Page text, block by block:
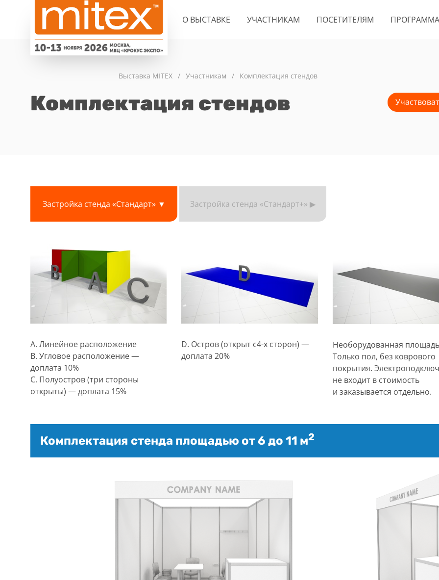
О ВЫСТАВКЕ УЧАСТНИКАМ ПОСЕТИТЕЛЯМ ПРОГРАММА
Выставка MITEX / Участникам / Комплектация стендов
Комплектация стендов
Застройка стенда «Стандарт» ▼ Застройка стенда «Стандарт+» ▶
А. Линейное расположение
В. Угловое расположение —
доплата 10%
С. Полуостров (три стороны
открыты) — доплата 15%
D. Остров (открыт с4-х сторон) —
доплата 20%
Необорудованная площадь
Только пол, без коврового
покрытия.
не входит в стоимость
и заказывается отдельно.
Комплектация стенда площадью от 6 до 11 м2